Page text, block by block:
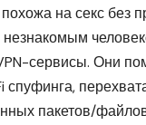
на секс без
сервисы. Они
спуфинга,
пакетов/